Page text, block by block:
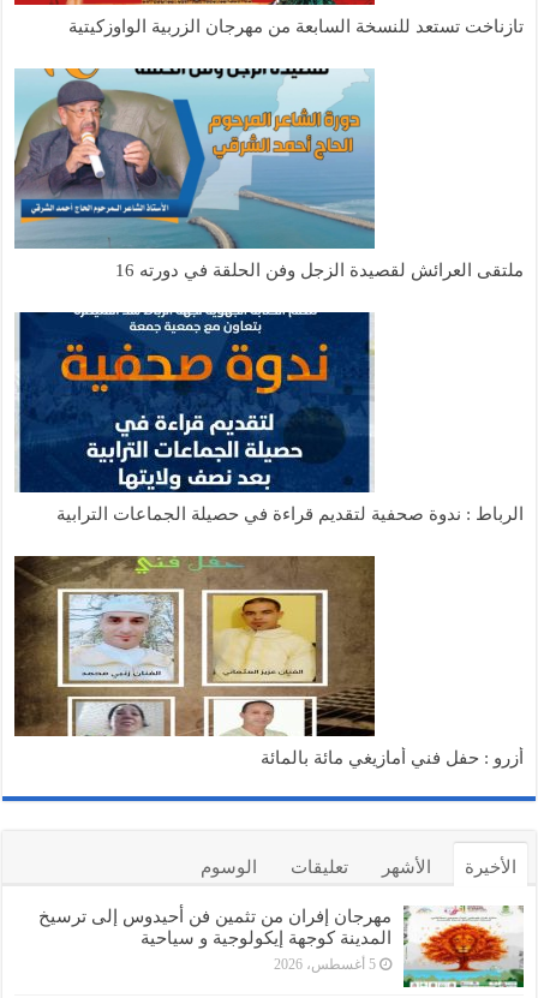
تازناخت تستعد للنسخة السابعة من مهرجان الزربية الواوزكيتية
ملتقى العرائش لقصيدة الزجل وفن الحلقة في دورته 16
الرباط : ندوة صحفية لتقديم قراءة في حصيلة الجماعات الترابية
أزرو : حفل فني أمازيغي مائة بالمائة
الأخيرة الأشهر تعليقات الوسوم
مهرجان إفران من تثمين فن أحيدوس إلى ترسيخ
المدينة كوجهة إيكولوجية و سياحية
5 أغسطس، 2026